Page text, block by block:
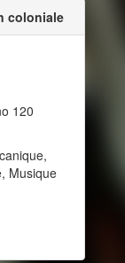
coloniale
120
Musique